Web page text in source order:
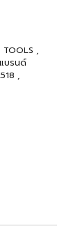
TOOLS ,
แบรนด์
,